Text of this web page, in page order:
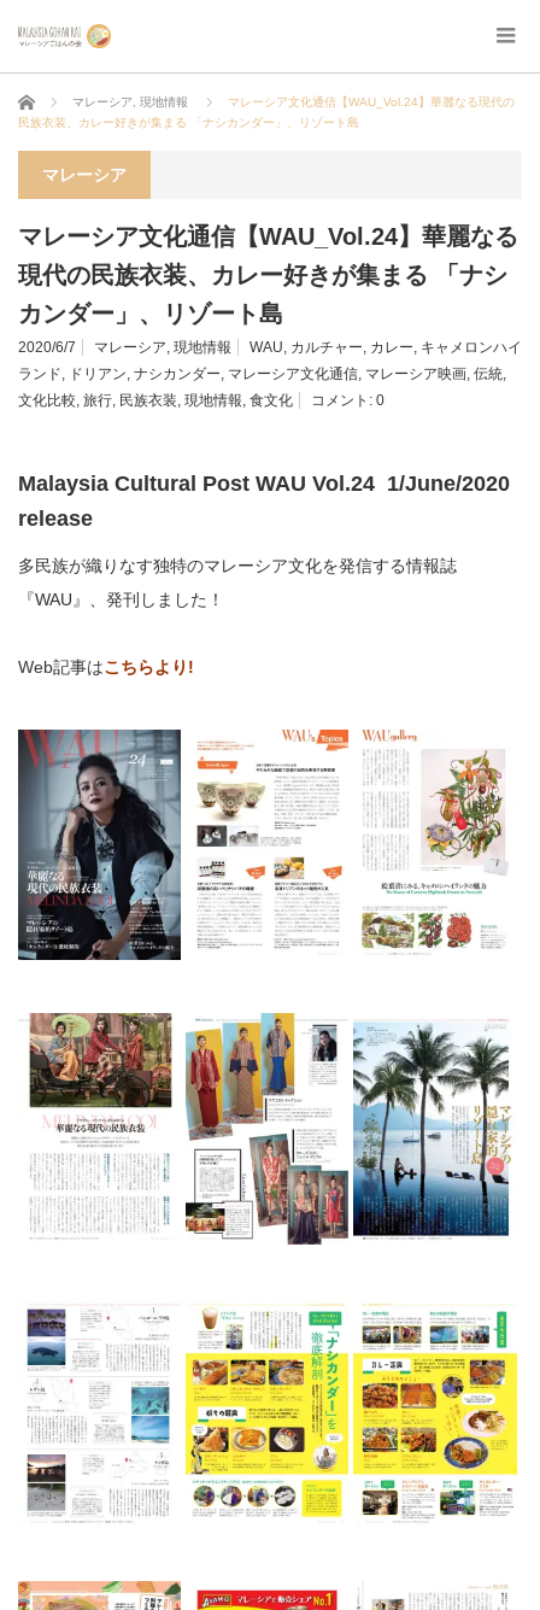
ホーム マレーシア 現地情報
マレーシア文化通信【WAU_Vol.24】華麗なる現代の
民族衣装、カレー好きが集まる 「ナシカンダー」、リゾート島
マレーシア
マレーシア文化通信【WAU_Vol.24】華麗なる
現代の民族衣装、カレー好きが集まる 「ナシ
カンダー」、リゾート島
2020/6/7 マレーシア, 現地情報 WAU, カルチャー, カレー, キャメロンハイ
ランド, ドリアン, ナシカンダー, マレーシア文化通信, マレーシア映画, 伝統,
文化比較, 旅行, 民族衣装, 現地情報, 食文化 コメント: 0
Malaysia Cultural Post WAU Vol.24 1/June/2020
release
多民族が織りなす独特のマレーシア文化を発信する情報誌
『WAU』、発刊しました！
Web記事はこちらより!